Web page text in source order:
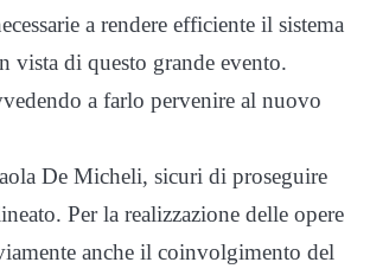
a rendere efficiente il sistema
vista di questo grande evento.
a farlo pervenire al nuovo
De Micheli, sicuri di proseguire
Per la realizzazione delle opere
anche il coinvolgimento del